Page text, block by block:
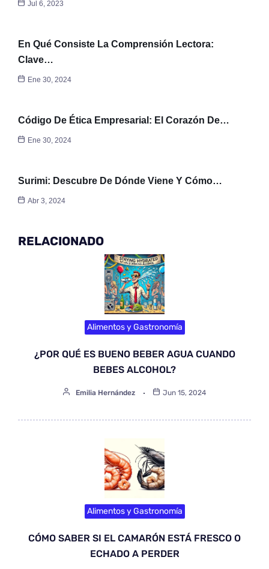
Jul 6, 2023
En Qué Consiste La Comprensión Lectora:
Clave…
Ene 30, 2024
Código De Ética Empresarial: El Corazón De…
Ene 30, 2024
Surimi: Descubre De Dónde Viene Y Cómo…
Abr 3, 2024
RELACIONADO
Alimentos y Gastronomía
¿POR QUÉ ES BUENO BEBER AGUA CUANDO
BEBES ALCOHOL?
Emilia Hernández Jun 15, 2024
Alimentos y Gastronomía
CÓMO SABER SI EL CAMARÓN ESTÁ FRESCO O
ECHADO A PERDER